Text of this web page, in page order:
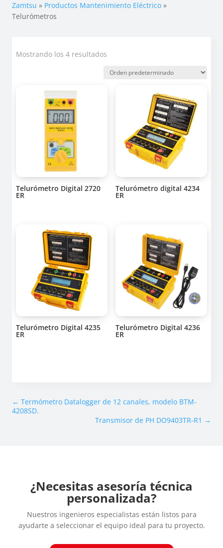
Zamtsu » Productos Mantenimiento Eléctrico »
Telurómetros
Mostrando los 4 resultados
Telurómetro Digital 2720
ER
Telurómetro digital 4234
ER
Telurómetro Digital 4235
ER
Telurómetro Digital 4236
ER
←Termómetro Datalogger de 12 canales, modelo BTM-
4208SD.
Transmisor de PH DO9403TR-R1 →
¿Necesitas asesoría técnica
personalizada?
Nuestros ingenieros especialistas están listos para
ayudarte a seleccionar el equipo ideal para tu proyecto.